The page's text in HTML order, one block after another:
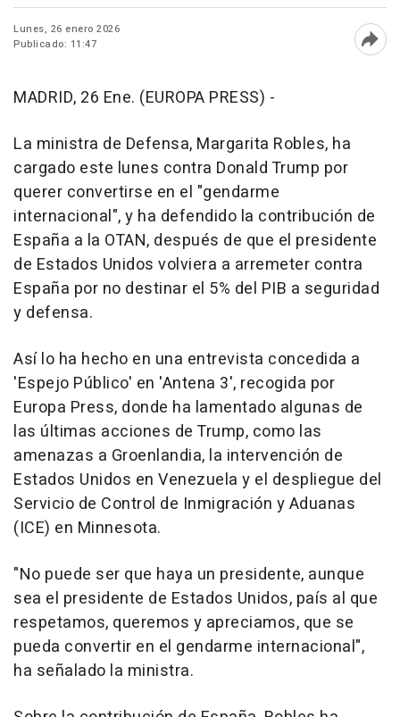
Lunes, 26 enero 2026
Publicado: 11:47
MADRID, 26 Ene. (EUROPA PRESS) -
La ministra de Defensa, Margarita Robles, ha
cargado este lunes contra Donald Trump por
querer convertirse en el "gendarme
internacional", y ha defendido la contribución de
España a la OTAN, después de que el presidente
de Estados Unidos volviera a arremeter contra
España por no destinar el 5% del PIB a seguridad
y defensa.
Así lo ha hecho en una entrevista concedida a
'Espejo Público' en 'Antena 3', recogida por
Europa Press, donde ha lamentado algunas de
las últimas acciones de Trump, como las
amenazas a Groenlandia, la intervención de
Estados Unidos en Venezuela y el despliegue del
Servicio de Control de Inmigración y Aduanas
(ICE) en Minnesota.
"No puede ser que haya un presidente, aunque
sea el presidente de Estados Unidos, país al que
respetamos, queremos y apreciamos, que se
pueda convertir en el gendarme internacional",
ha señalado la ministra.